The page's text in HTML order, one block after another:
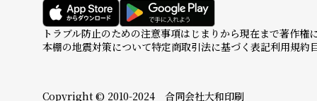
トラブル防止のための注意事項はじまりから現在まで著作権
本棚の地震対策について特定商取引法に基づく表記利用規約
Copyright © 2010-2024 合同会社大和印刷